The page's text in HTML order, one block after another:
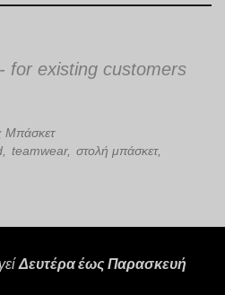
for existing customers
Μπάσκετ
teamwear, στολή μπάσκετ,
Δευτέρα έως Παρασκευή